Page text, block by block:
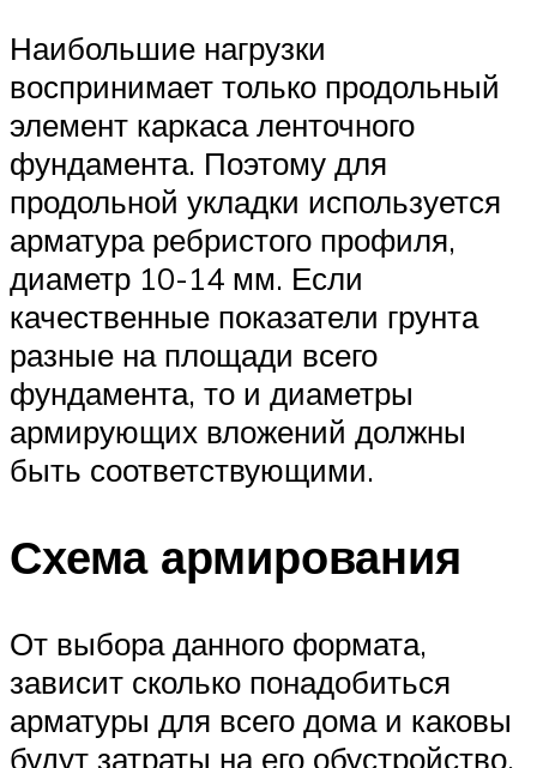
Наибольшие нагрузки
воспринимает только продольный
элемент каркаса ленточного
фундамента. Поэтому для
продольной укладки используется
арматура ребристого профиля,
диаметр 10-14 мм. Если
качественные показатели грунта
разные на площади всего
фундамента, то и диаметры
армирующих вложений должны
быть соответствующими.
Схема армирования
От выбора данного формата,
зависит сколько понадобиться
арматуры для всего дома и каковы
будут затраты на его обустройство.